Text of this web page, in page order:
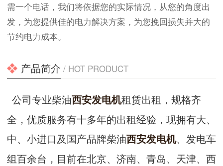
需一个电话，我们将依据您的实际情况，从您的角度出
发，为您提供佳的电力解决方案，为您挽回损失并大的
节约电力成本。
产品简介 / HOT PRODUCT
公司专业柴油西安发电机租赁出租，规格齐
全，优质服务有十多年的出租经验，现拥有大、
中、小进口及国产品牌柴油西安发电机、发电车
组百余台，目前在北京、济南、青岛、天津、西